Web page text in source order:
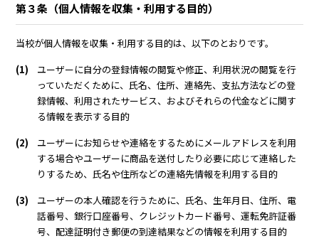
第３条（個人情報を収集・利用する目的）
当校が個人情報を収集・利用する目的は、以下のとおりです。
(1)
ユーザーに自分の登録情報の閲覧や修正、利用状況の閲覧を行
っていただくために、氏名、住所、連絡先、支払方法などの登
録情報、利用されたサービス、およびそれらの代金などに関す
る情報を表示する目的
(2)
ユーザーにお知らせや連絡をするためにメールアドレスを利用
する場合やユーザーに商品を送付したり必要に応じて連絡した
りするため、氏名や住所などの連絡先情報を利用する目的
(3)
ユーザーの本人確認を行うために、氏名、生年月日、住所、電
話番号、銀行口座番号、クレジットカード番号、運転免許証番
号、配達証明付き郵便の到達結果などの情報を利用する目的